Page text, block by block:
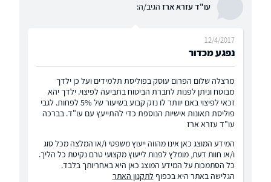
עו"ד עזרא ארז הגיב/ה:
נפגע מכדור
12/4/2017
מרצלה שלום הפרום עוסק בפוליסת תלמידים ועל כן ילדך
מבוטח וניתן לפנות לחברת הביטוח בתביעה לפיצוי. ילדך יהא
זכאי לפיצוי באם יוותר לו נזק קבוע בשיעור של 5% לפחות. לגבי
פוליסת תאונות אישיות הנוספת כדי להתייעץ עם עו"ד. בברכה
עו"ד עזרא ארז
המידע המוצג כאן אינו מהווה ייעוץ משפטי ו/או המלצה מכל סוג
ו/או חוות דעת, מומלץ לפנות לייעוץ מקצועי טרם נקיטת כל הליך.
כל הסתמכות על המידע המוצג כאן היא באחריותך בלבד.
הגלישה באתר היא בכפוף לתקנון האתר